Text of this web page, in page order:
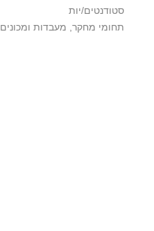
סטודנטים/יות
תחומי מחקר, מעבדות ומכונים